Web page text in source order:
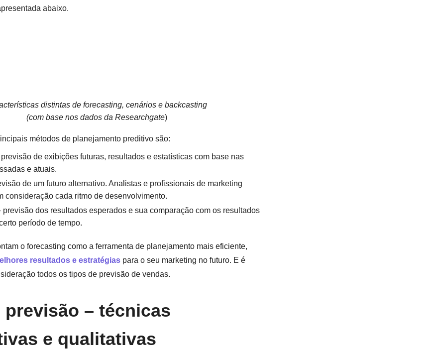
abaixo.
distintas de forecasting, cenários e backcasting
(com base nos dados da Researchgate)
métodos de planejamento preditivo são:
de exibições futuras, resultados e estatísticas com base nas
e atuais.
de um futuro alternativo. Analistas e profissionais de marketing
consideração cada ritmo de desenvolvimento.
previsão dos resultados esperados e sua comparação com os resultados
período de tempo.
o forecasting como a ferramenta de planejamento mais eficiente,
resultados e estratégias para o seu marketing no futuro. E é
todos os tipos de previsão de vendas.
– técnicas
e qualitativas